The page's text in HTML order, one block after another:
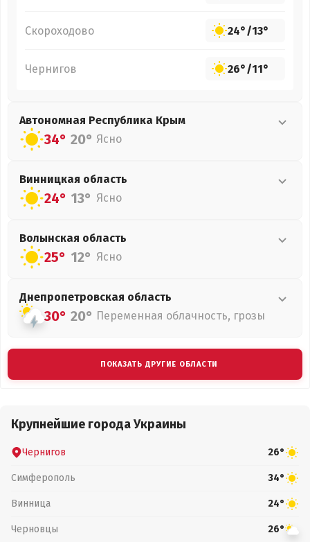
Скороходово 24°/13°
Чернигов 26°/11°
Автономная Республика Крым
34° 20° Ясно
Винницкая область
24° 13° Ясно
Волынская область
25° 12° Ясно
Днепропетровская область
30° 20° Переменная облачность, грозы
ПОКАЗАТЬ ДРУГИЕ ОБЛАСТИ
Крупнейшие города Украины
Чернигов 26°
Симферополь 34°
Винница 24°
Черновцы 26°